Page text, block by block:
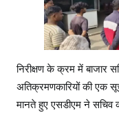
निरीक्षण के क्रम में बाजार
अतिक्रमणकारियों की एक
मानते हुए एसडीएम ने सचिव